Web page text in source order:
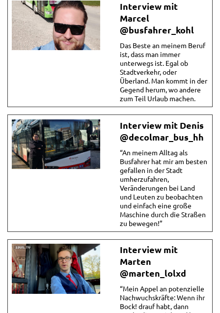
Interview mit
Marcel
@busfahrer_kohl
Das Beste an meinem Beruf
ist, dass man immer
unterwegs ist. Egal ob
Stadtverkehr, oder
Überland. Man kommt in der
Gegend herum, wo andere
zum Teil Urlaub machen.
Interview mit Denis
@decolmar_bus_hh
“An meinem Alltag als
Busfahrer hat mir am besten
gefallen in der Stadt
umherzufahren,
Veränderungen bei Land
und Leuten zu beobachten
und einfach eine große
Maschine durch die Straßen
zu bewegen!”
Interview mit
Marten
@marten_lolxd
“Mein Appel an potenzielle
Nachwuchskräfte: Wenn ihr
Bock! drauf habt, dann